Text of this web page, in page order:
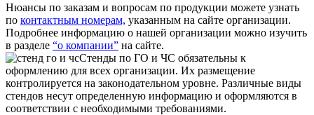
Нюансы по заказам и вопросам по продукции можете узнать
по контактным номерам, указанным на сайте организации.
Подробнее информацию о нашей организации можно изучить
в разделе “о компании” на сайте.
Стенды по ГО и ЧС обязательны к
оформлению для всех организации. Их размещение
контролируется на законодательном уровне. Различные виды
стендов несут определенную информацию и оформляются в
соответствии с необходимыми требованиями.